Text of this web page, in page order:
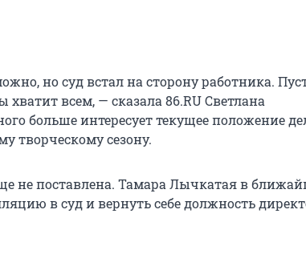
но суд встал на сторону работника.
хватит всем, — сказала 86.RU Светлана
больше интересует текущее положение
творческому сезону.
не поставлена. Тамара Лычкатая в
в суд и вернуть себе должность